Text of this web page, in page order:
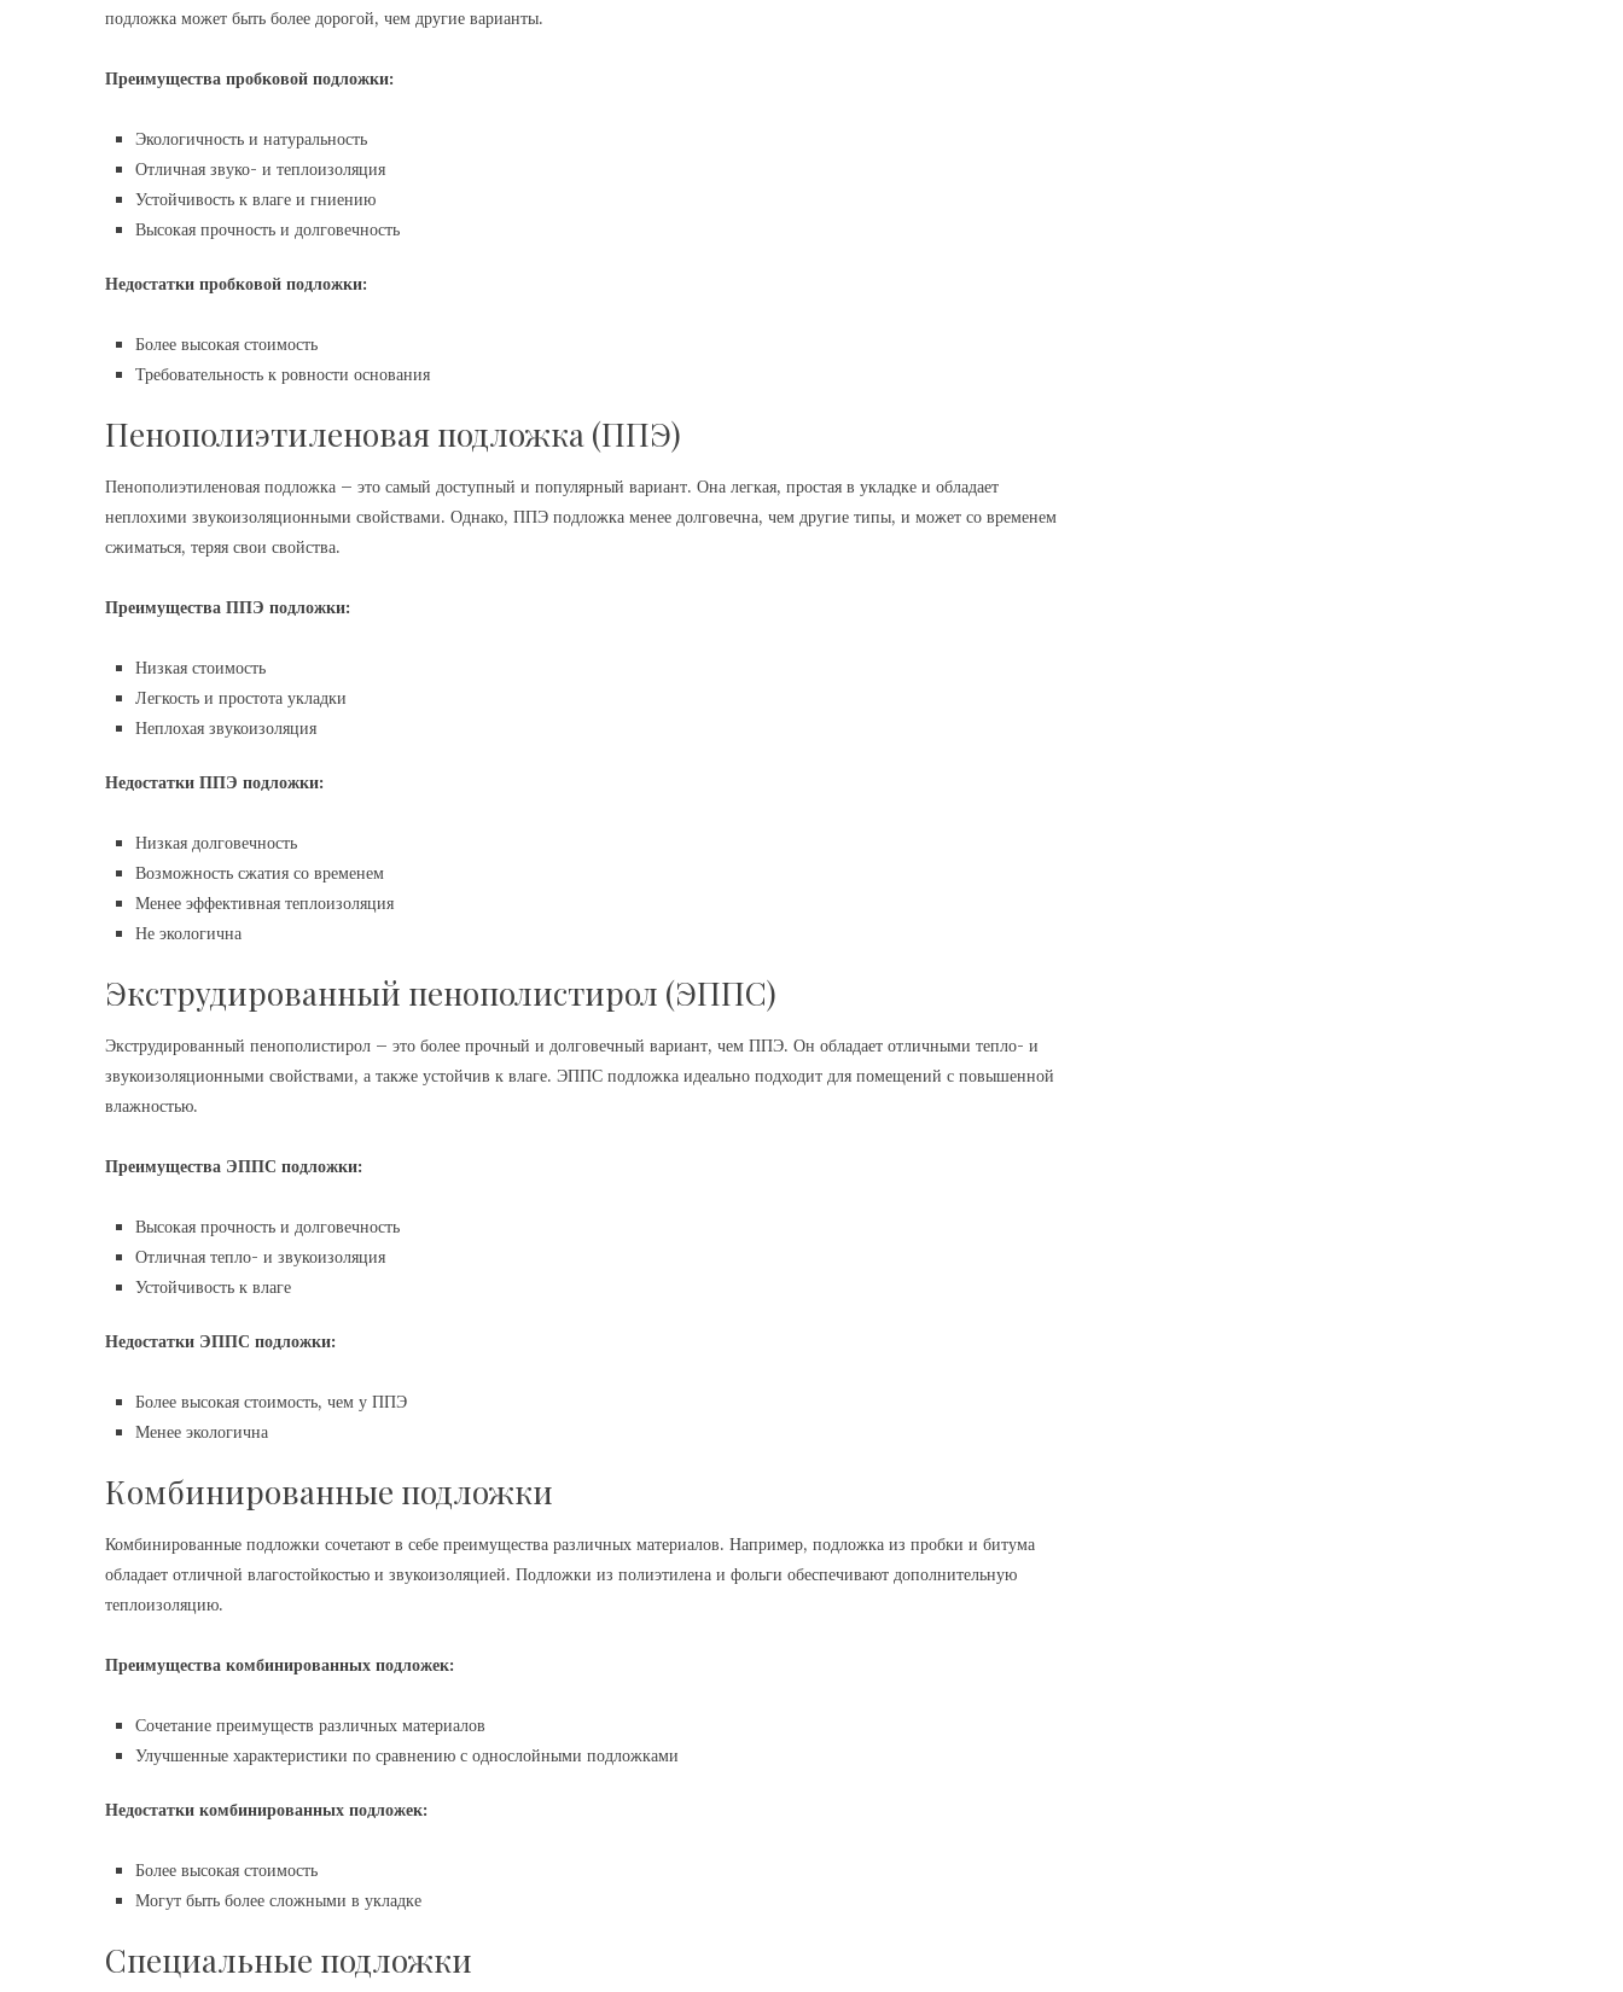
подложка может быть более дорогой, чем другие варианты.
Преимущества пробковой подложки:
Экологичность и натуральность
Отличная звуко- и теплоизоляция
Устойчивость к влаге и гниению
Высокая прочность и долговечность
Недостатки пробковой подложки:
Более высокая стоимость
Требовательность к ровности основания
Пенополиэтиленовая подложка (ППЭ)
Пенополиэтиленовая подложка – это самый доступный и популярный вариант. Она легкая, простая в укладке и обладает
неплохими звукоизоляционными свойствами. Однако, ППЭ подложка менее долговечна, чем другие типы, и может со временем
сжиматься, теряя свои свойства.
Преимущества ППЭ подложки:
Низкая стоимость
Легкость и простота укладки
Неплохая звукоизоляция
Недостатки ППЭ подложки:
Низкая долговечность
Возможность сжатия со временем
Менее эффективная теплоизоляция
Не экологична
Экструдированный пенополистирол (ЭППС)
Экструдированный пенополистирол – это более прочный и долговечный вариант, чем ППЭ. Он обладает отличными тепло- и
звукоизоляционными свойствами, а также устойчив к влаге. ЭППС подложка идеально подходит для помещений с повышенной
влажностью.
Преимущества ЭППС подложки:
Высокая прочность и долговечность
Отличная тепло- и звукоизоляция
Устойчивость к влаге
Недостатки ЭППС подложки:
Более высокая стоимость, чем у ППЭ
Менее экологична
Комбинированные подложки
Комбинированные подложки сочетают в себе преимущества различных материалов. Например, подложка из пробки и битума
обладает отличной влагостойкостью и звукоизоляцией. Подложки из полиэтилена и фольги обеспечивают дополнительную
теплоизоляцию.
Преимущества комбинированных подложек:
Сочетание преимуществ различных материалов
Улучшенные характеристики по сравнению с однослойными подложками
Недостатки комбинированных подложек:
Более высокая стоимость
Могут быть более сложными в укладке
Специальные подложки